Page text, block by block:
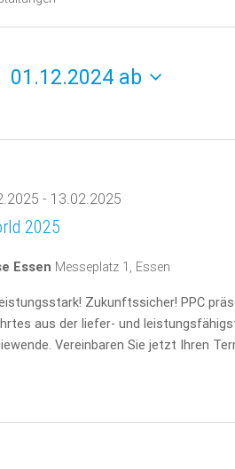
01.12.2024 ab
wählen.
- 13.02.2025
2025
Essen Messeplatz 1, Essen
Zukunftssicher! PPC
aus der liefer- und
Vereinbaren Sie jetzt Ihren